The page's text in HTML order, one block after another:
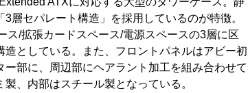
層セパレート構造」を採用しているのが特徴。
ス/拡張カードスペース/電源スペースの3層に区
としている。また、フロントパネルはアビー初
部に、周辺部にヘアラント加工を組み合わせて
、内部はスチール製となっている。